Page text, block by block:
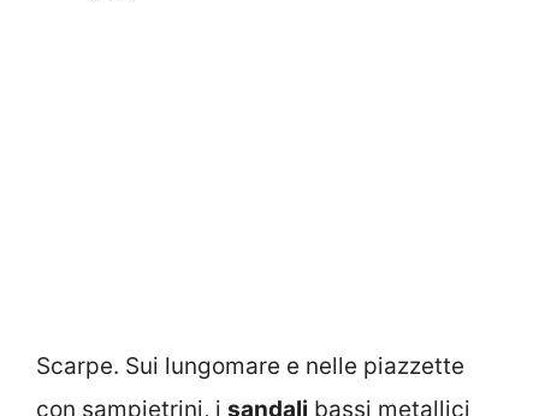
Scarpe. Sui lungomare e nelle piazzette
con sampietrini, i sandali bassi metallici